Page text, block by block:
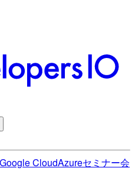
Google CloudAzureセミナー会